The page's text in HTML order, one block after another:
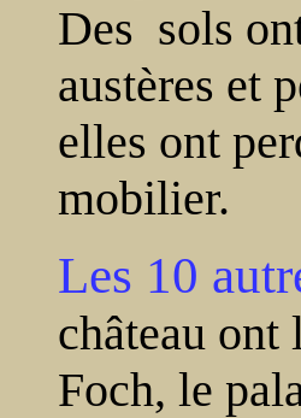
Des sols
austères et
elles ont
mobilier.
Les 10
château ont
Foch, le